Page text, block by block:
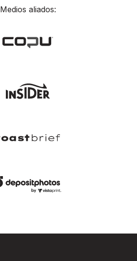
Medios aliados: